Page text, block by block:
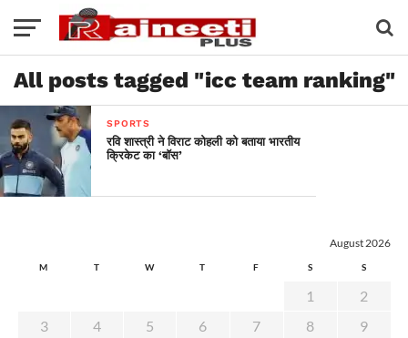
All posts tagged "icc team ranking"
SPORTS
रवि शास्त्री ने विराट कोहली को बताया भारतीय
क्रिकेट का ‘बॉस’
August 2026
M T W T F S S
1
2
3
4 5 6 7 8
9